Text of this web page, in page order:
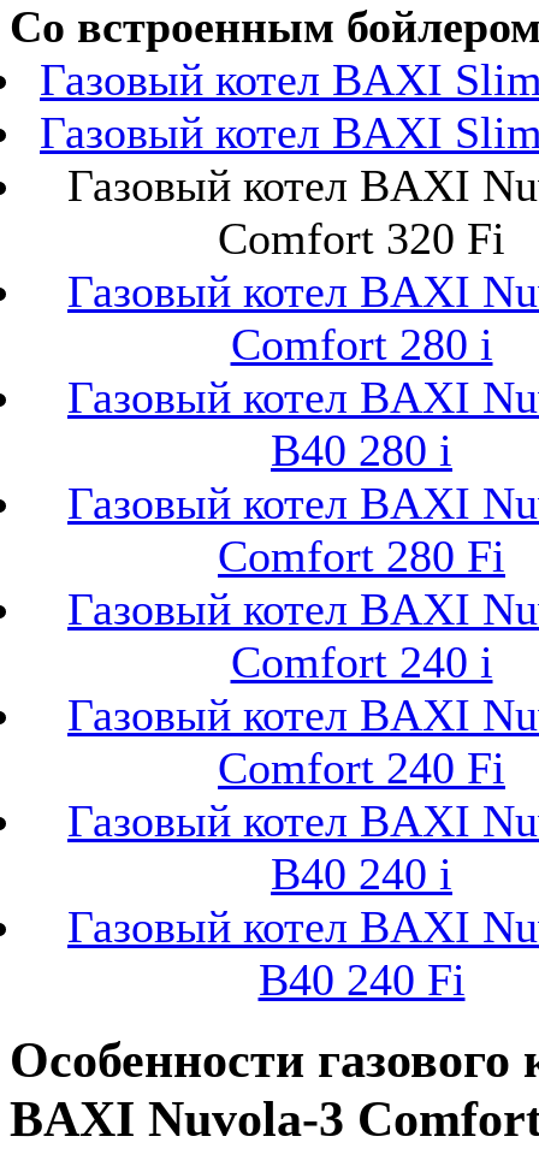
Со встроенным
Газовый котел BAXI
Газовый котел BAXI
Газовый котел BAXI
Comfort 320 Fi
Газовый котел BAXI
Comfort 280 i
Газовый котел BAXI
B40 280 i
Газовый котел BAXI
Comfort 280 Fi
Газовый котел BAXI
Comfort 240 i
Газовый котел BAXI
Comfort 240 Fi
Газовый котел BAXI
B40 240 i
Газовый котел BAXI
B40 240 Fi
Особенности газового
BAXI Nuvola-3